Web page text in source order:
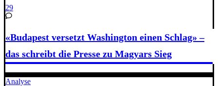
29
«Budapest versetzt Washington einen Schlag» –
das schreibt die Presse zu Magyars Sieg
Analyse